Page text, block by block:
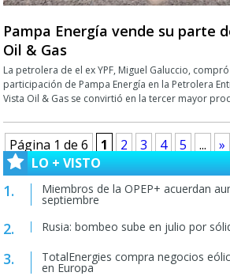
Pampa Energía vende su parte
Oil & Gas
La petrolera de el ex YPF, Miguel Galuccio,
participación de Pampa Energía en la Petrolera
Vista Oil & Gas se convirtió en la tercer mayor
Página 1 de 6 1 2 3 4 5 ... »
LO + VISTO
Miembros de la OPEP+ acuerdan
septiembre
Rusia: bombeo sube en julio por
TotalEnergies compra negocios
en Europa